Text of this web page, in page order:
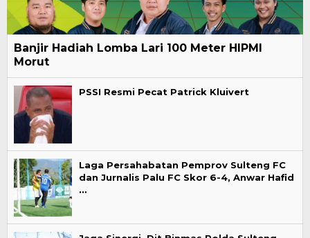
Banjir Hadiah Lomba Lari 100 Meter HIPMI
Morut
PSSI Resmi Pecat Patrick Kluivert
Laga Persahabatan Pemprov Sulteng FC
dan Jurnalis Palu FC Skor 6-4, Anwar Hafid
…